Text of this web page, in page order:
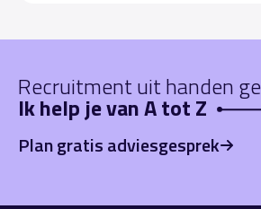
Recruitment uit handen
Ik help je van A tot Z
Plan gratis adviesgesprek